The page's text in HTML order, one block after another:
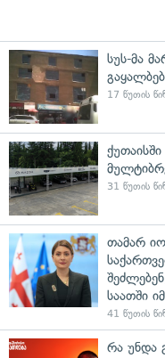
სუს-მა
17 წუთის
31 წუთის
თამარ
საათში
41 წუთის
რა უნდა